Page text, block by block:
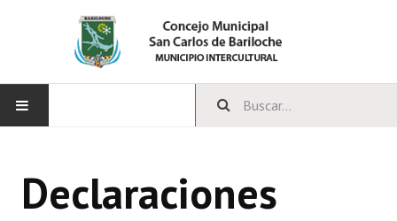
CONCEJO
Declaraciones